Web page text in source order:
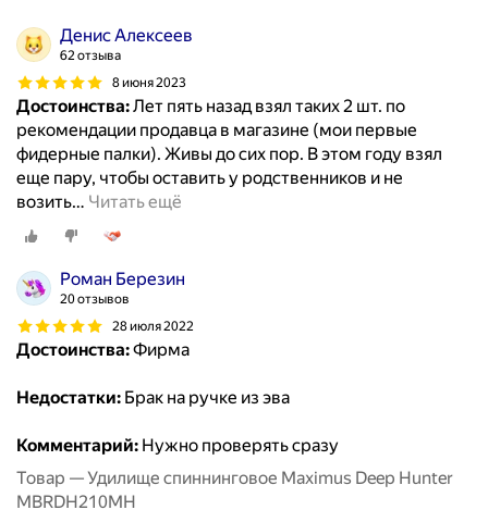
Денис Алексеев
62 отзыва
8 июня 2023
Достоинства:Лет пять назад взял таких 2 шт. по
рекомендации продавца в магазине (мои первые
фидерные палки). Живы до сих пор. В этом году взял
еще пару, чтобы оставить у родственников и не
возить… Читать ещё
Роман Березин
20 отзывов
28 июля 2022
Достоинства:Фирма
Недостатки: Брак на ручке из эва
Комментарий: Нужно проверять сразу
Товар — Удилище спиннинговое Maximus Deep Hunter
MBRDH210MH